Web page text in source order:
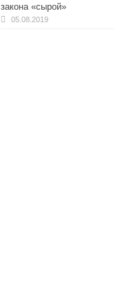
закона «сырой»
05.08.2019